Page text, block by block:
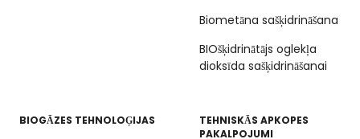
Biometāna sašķidrināšana
BIOšķidrinātājs oglekļa
dioksīda sašķidrināšanai
BIOGĀZES TEHNOLOĢIJAS
TEHNISKĀS APKOPES
PAKALPOJUMI